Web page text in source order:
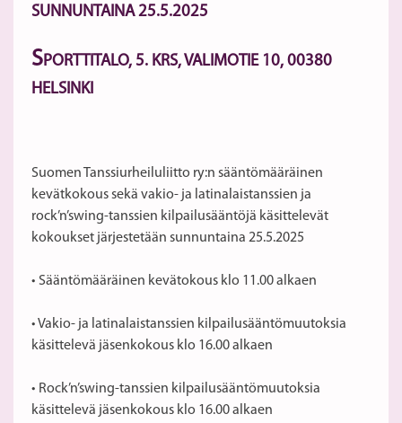
SUNNUNTAINA 25.5.2025
SPORTTITALO, 5. KRS, VALIMOTIE 10, 00380
HELSINKI
Suomen Tanssiurheiluliitto ry:n sääntömääräinen
kevätkokous sekä vakio- ja latinalaistanssien ja
rock’n’swing-tanssien kilpailusääntöjä käsittelevät
kokoukset järjestetään sunnuntaina 25.5.2025
• Sääntömääräinen kevätokous klo 11.00 alkaen
• Vakio- ja latinalaistanssien kilpailusääntömuutoksia
käsittelevä jäsenkokous klo 16.00 alkaen
• Rock’n’swing-tanssien kilpailusääntömuutoksia
käsittelevä jäsenkokous klo 16.00 alkaen